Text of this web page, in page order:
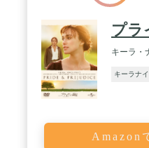
プラ
キーラ・
キーラナ
Amazon